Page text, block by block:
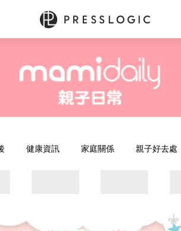
健康資訊 家庭關係 親子好去處